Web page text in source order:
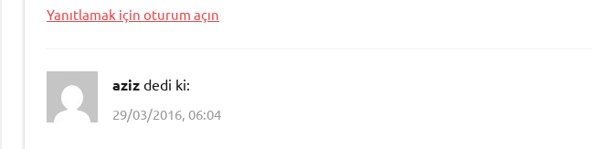
Yanıtlamak için oturum açın
aziz dedi ki:
29/03/2016, 06:04